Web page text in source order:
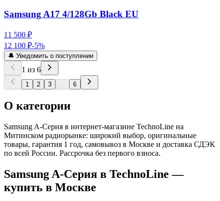
Samsung A17 4/128Gb Black EU
11 500 ₽
12 100 ₽-5%
🔔 Уведомить о поступлении
1 из 6
1 2 3 ... 6
О категории
Samsung A-Серия в интернет-магазине TechnoLine на
Митинском радиорынке: широкий выбор, оригинальные
товары, гарантия 1 год, самовывоз в Москве и доставка СДЭК
по всей России. Рассрочка без первого взноса.
Samsung A-Серия в TechnoLine —
купить в Москве